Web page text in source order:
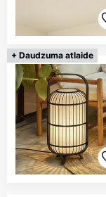
+ Daudzuma atlaide